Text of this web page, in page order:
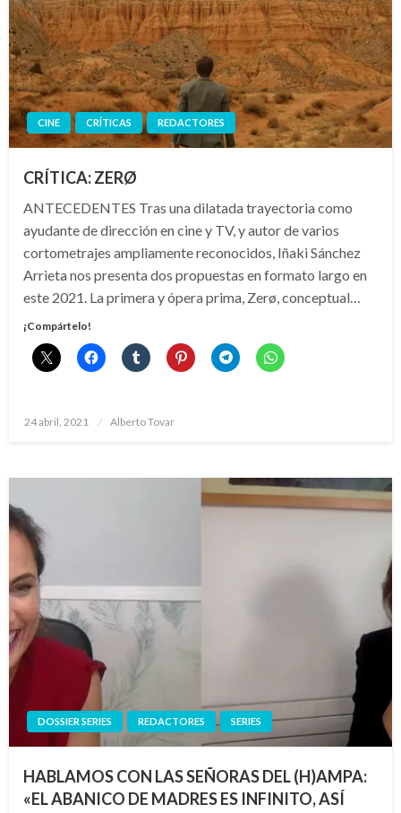
CINE CRÍTICAS REDACTORES
CRÍTICA: ZERØ
ANTECEDENTES Tras una dilatada trayectoria como
ayudante de dirección en cine y TV, y autor de varios
cortometrajes ampliamente reconocidos, Iñaki Sánchez
Arrieta nos presenta dos propuestas en formato largo en
este 2021. La primera y ópera prima, Zerø, conceptual…
¡Compártelo!
Publicado
24 abril, 2021 Alberto Tovar
DOSSIER SERIES REDACTORES SERIES
HABLAMOS CON LAS SEÑORAS DEL (H)AMPA:
«EL ABANICO DE MADRES ES INFINITO, ASÍ